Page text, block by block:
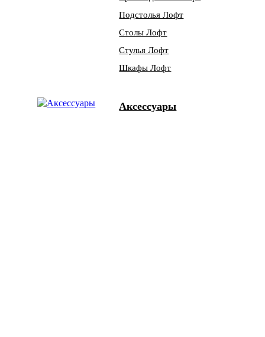
Подстолья Лофт
Столы Лофт
Стулья Лофт
Шкафы Лофт
Аксессуары